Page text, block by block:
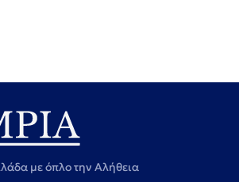
με όπλο την Αλήθεια